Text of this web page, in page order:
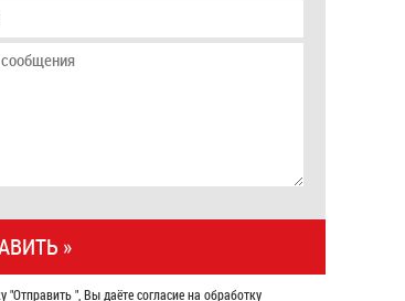
"Отправить ", Вы даёте согласие на обработку